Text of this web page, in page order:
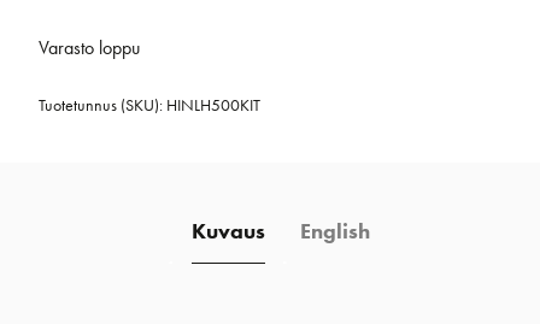
Varasto loppu
Tuotetunnus (SKU): HINLH500KIT
Kuvaus English